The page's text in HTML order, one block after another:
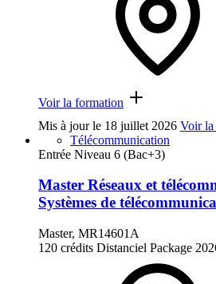
Voir la formation
Mis à jour le 18 juillet 2026 Voir la
Télécommunication
Entrée Niveau 6 (Bac+3)
Master Réseaux et
Systèmes de
Master, MR14601A
120 crédits Distanciel Package